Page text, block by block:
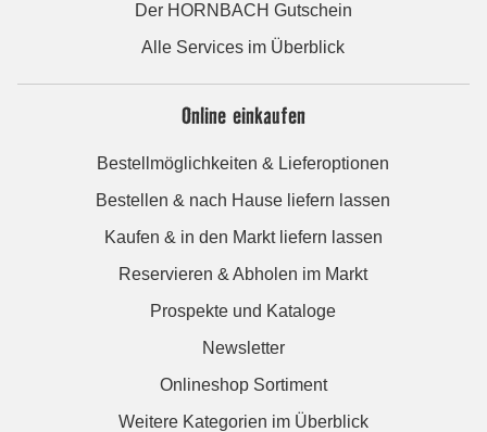
Der HORNBACH Gutschein
Alle Services im Überblick
Online einkaufen
Bestellmöglichkeiten & Lieferoptionen
Bestellen & nach Hause liefern lassen
Kaufen & in den Markt liefern lassen
Reservieren & Abholen im Markt
Prospekte und Kataloge
Newsletter
Onlineshop Sortiment
Weitere Kategorien im Überblick